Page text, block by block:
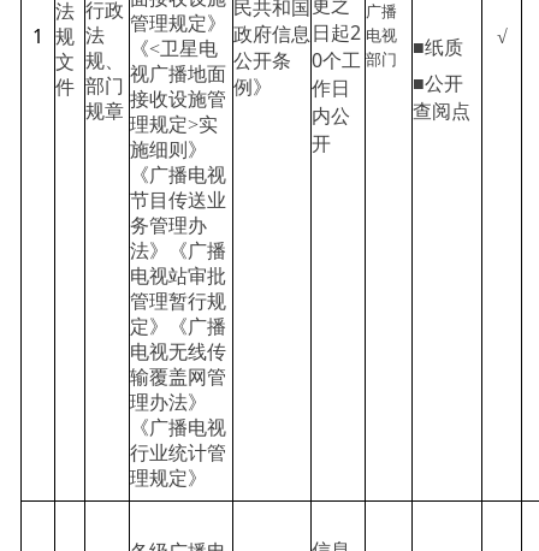
1
法
规
文
件
行政
法
规、
部门
规章
管理规定》
《<卫星电
视广播地面
接收设施管
理规定>实
施细则》
《广播电视
节目传送业
务管理办
法》《广播
电视站审批
管理暂行规
定》《广播
电视无线传
输覆盖网管
理办法》
《广播电视
行业统计管
理规定》
民共和国
政府信息
公开条
例》
更之
日起2
0个工
作日
内公
开
广播
电视
部门
■纸质
■公开
查阅点
√